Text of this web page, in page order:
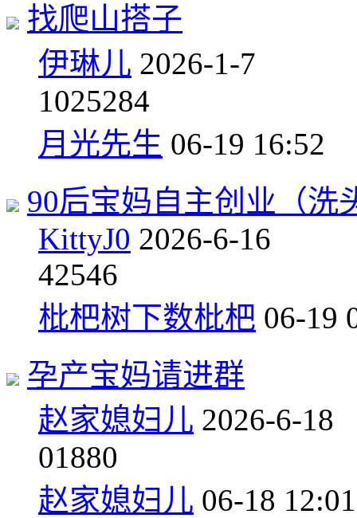
找爬山搭子
伊琳儿 2026-1-7
1025284
月光先生 06-19 16:52
90后宝妈自主创业（洗
KittyJ0 2026-6-16
42546
枇杷树下数枇杷 06-19
孕产宝妈请进群
赵家媳妇儿 2026-6-18
01880
赵家媳妇儿 06-18 12:01